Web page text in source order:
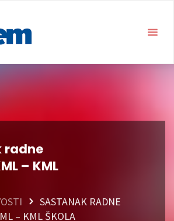
radne
– KML
SASTANAK RADNE
– KML ŠKOLA